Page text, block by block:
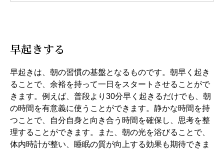
早起きする
早起きは、朝の習慣の基盤となるものです。朝早く起き
ることで、余裕を持って一日をスタートさせることがで
きます。例えば、普段より30分早く起きるだけでも、朝
の時間を有意義に使うことができます。静かな時間を持
つことで、自分自身と向き合う時間を確保し、思考を整
理することができます。また、朝の光を浴びることで、
体内時計が整い、睡眠の質が向上する効果も期待できま